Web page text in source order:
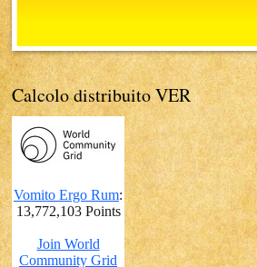
Calcolo distribuito VER